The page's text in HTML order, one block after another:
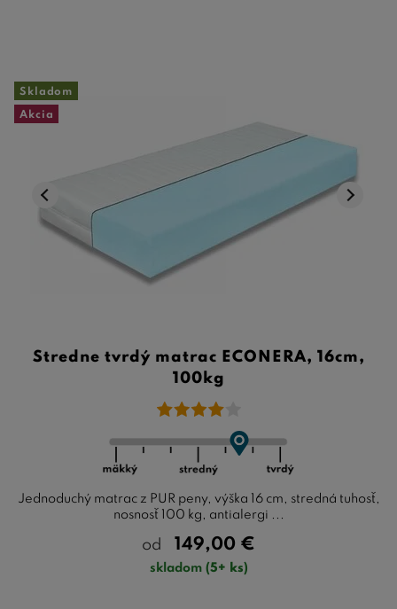
Skladom
Akcia
Stredne tvrdý matrac ECONERA, 16cm,
100kg
Jednoduchý matrac z PUR peny, výška 16 cm, stredná tuhosť,
nosnosť 100 kg, antialergi ...
od 149,00 €
skladom (5+ ks)